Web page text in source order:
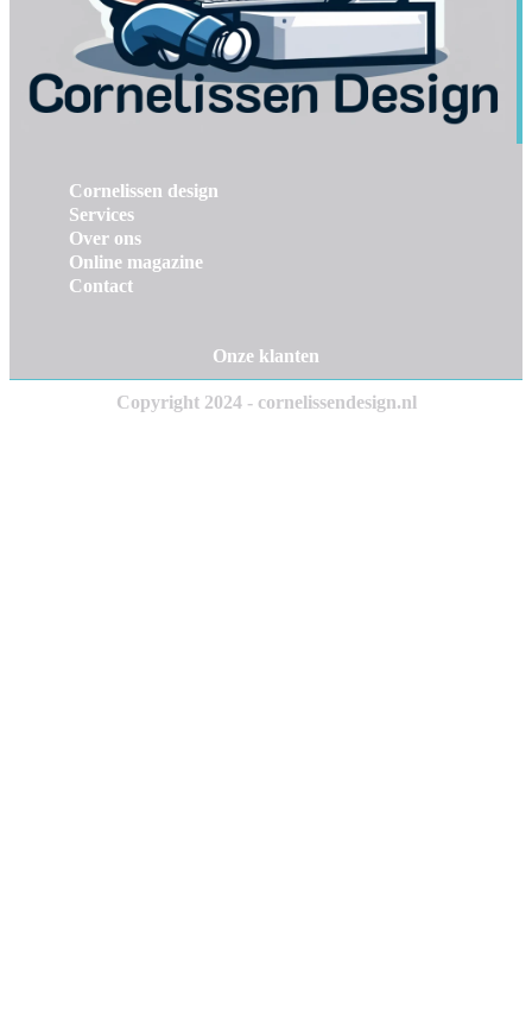
Cornelissen design
Services
Over ons
Online magazine
Contact
Onze klanten
Copyright 2024 - cornelissendesign.nl